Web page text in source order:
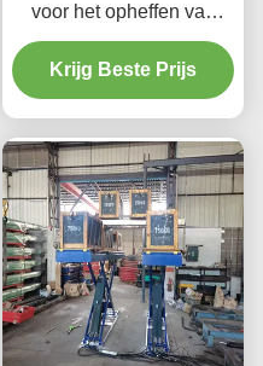
voor het opheffen van
voertuigen met twee
pootjes voor het opheffen
met een geavanceerde
Krijg Beste Prijs